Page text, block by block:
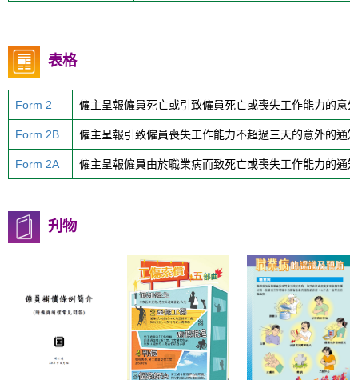
表格
Form 2 僱主呈報僱員死亡或引致僱員死亡或喪失工作能力的意
Form 2B 僱主呈報引致僱員喪失工作能力不超過三天的意外的通知
Form 2A 僱主呈報僱員由於職業病而致死亡或喪失工作能力的通知
刋物